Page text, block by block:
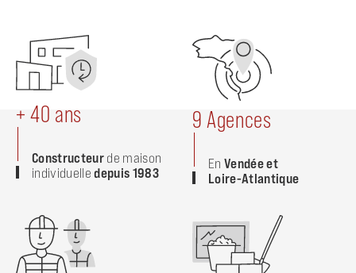
+ 40 ans
Constructeur de maison
individuelledepuis 1983
9 Agences
EnVendée et
Loire-Atlantique